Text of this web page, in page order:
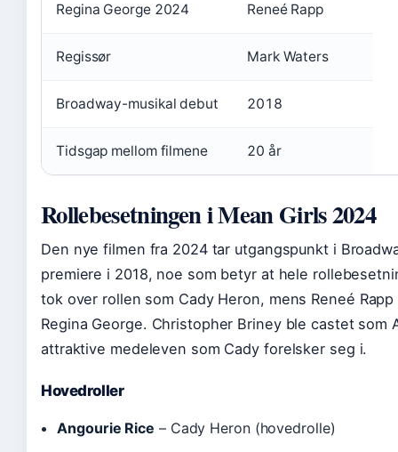
Regina George 2024 Reneé Rapp
Regissør Mark Waters
Broadway-musikal debut 2018
Tidsgap mellom filmene 20 år
Rollebesetningen i Mean Girls 2024
Den nye filmen fra 2024 tar utgangspunkt i
premiere i 2018, noe som betyr at hele
tok over rollen som Cady Heron, mens Reneé
Regina George. Christopher Briney ble castet som
attraktive medeleven som Cady forelsker seg i.
Hovedroller
Angourie Rice – Cady Heron (hovedrolle)